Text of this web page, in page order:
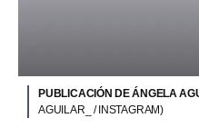
PUBLICACIÓN DE ÁNGELA
AGUILAR_ / INSTAGRAM)